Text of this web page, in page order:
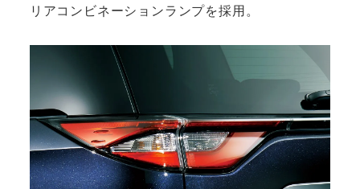
リアコンビネーションランプを採用。